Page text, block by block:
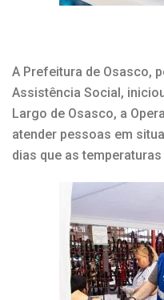
A Prefeitura de Osasco,
Assistência Social,
Largo de Osasco, a
atender pessoas em
dias que as